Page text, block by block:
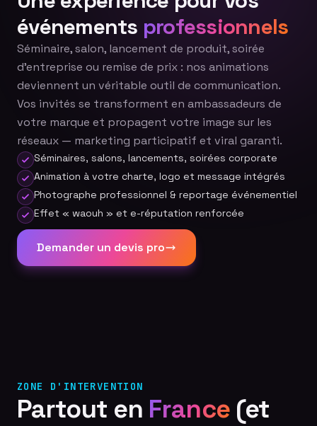
événements professionnels
Séminaire, salon, lancement de produit, soirée
d'entreprise ou remise de prix : nos animations
deviennent un véritable outil de communication.
Vos invités se transforment en ambassadeurs de
votre marque et propagent votre image sur les
réseaux — marketing participatif et viral garanti.
Séminaires, salons, lancements, soirées corporate
Animation à votre charte, logo et message intégrés
Photographe professionnel & reportage événementiel
Effet « waouh » et e-réputation renforcée
Demander un devis pro
ZONE D'INTERVENTION
Partout en France(et